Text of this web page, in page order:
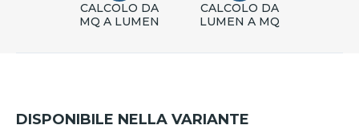
CALCOLO DA
MQ A LUMEN
CALCOLO DA
LUMEN A MQ
DISPONIBILE NELLA VARIANTE